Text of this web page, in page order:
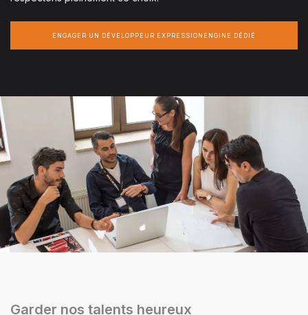
ENGAGER UN DÉVELOPPEUR EXPRESSIONENGINE DÉDIÉ
Garder nos talents heureux